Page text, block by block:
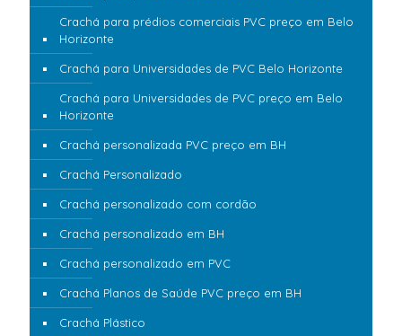
Crachá para prédios comerciais PVC preço em Belo
Horizonte
Crachá para Universidades de PVC Belo Horizonte
Crachá para Universidades de PVC preço em Belo
Horizonte
Crachá personalizada PVC preço em BH
Crachá Personalizado
Crachá personalizado com cordão
Crachá personalizado em BH
Crachá personalizado em PVC
Crachá Planos de Saúde PVC preço em BH
Crachá Plástico